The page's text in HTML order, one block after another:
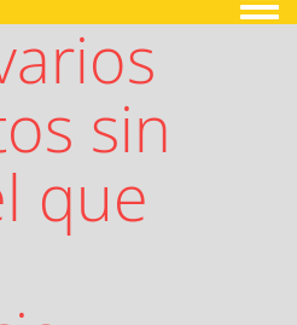
sin
que